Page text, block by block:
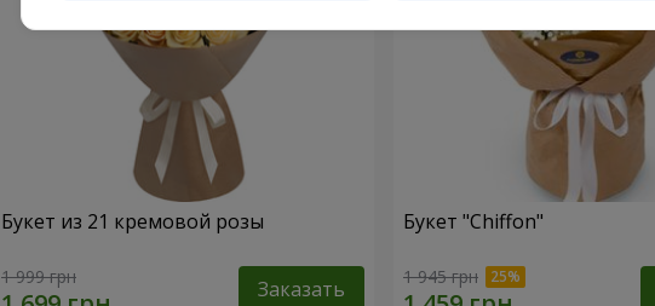
Букет из 21 кремовой розы
1 999 грн Заказать
Букет "Chiffon"
1 945 грн